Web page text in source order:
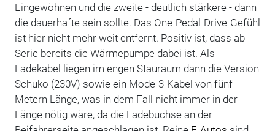
Eingewöhnen und die zweite - deutlich stärkere - dann
die dauerhafte sein sollte. Das One-Pedal-Drive-Gefühl
ist hier nicht mehr weit entfernt. Positiv ist, dass ab
Serie bereits die Wärmepumpe dabei ist. Als
Ladekabel liegen im engen Stauraum dann die Version
Schuko (230V) sowie ein Mode-3-Kabel von fünf
Metern Länge, was in dem Fall nicht immer in der
Länge nötig wäre, da die Ladebuchse an der